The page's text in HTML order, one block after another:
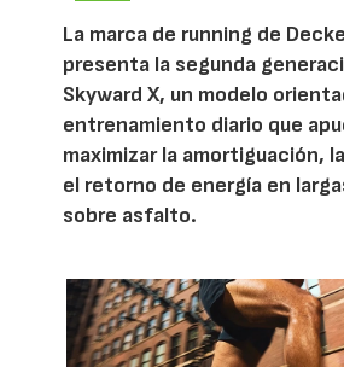
La marca de running de
presenta la segunda
Skyward X, un modelo
entrenamiento diario que
maximizar la amortiguación,
el retorno de energía en
sobre asfalto.